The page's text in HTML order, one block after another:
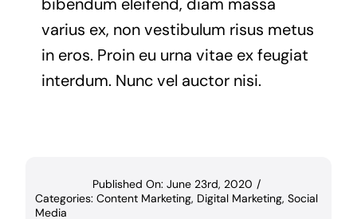
varius ex, non vestibulum risus metus
in eros. Proin eu urna vitae ex feugiat
interdum. Nunc vel auctor nisi.
Published On: June 23rd, 2020 /
Categories: Content Marketing, Digital Marketing, Social
Media